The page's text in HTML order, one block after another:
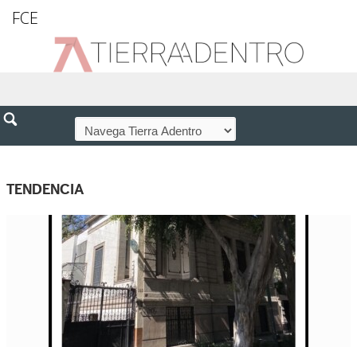
FCE
TENDENCIA